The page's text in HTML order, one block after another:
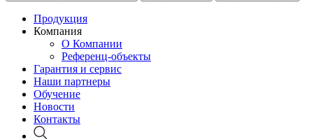
Продукция
Компания
О Компании
Референц-объекты
Гарантия и сервис
Наши партнеры
Обучение
Новости
Контакты